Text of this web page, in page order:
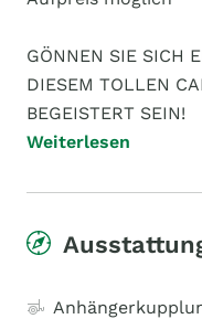
GÖNNEN SIE SICH
DIESEM TOLLEN
BEGEISTERT SEIN!
Weiterlesen